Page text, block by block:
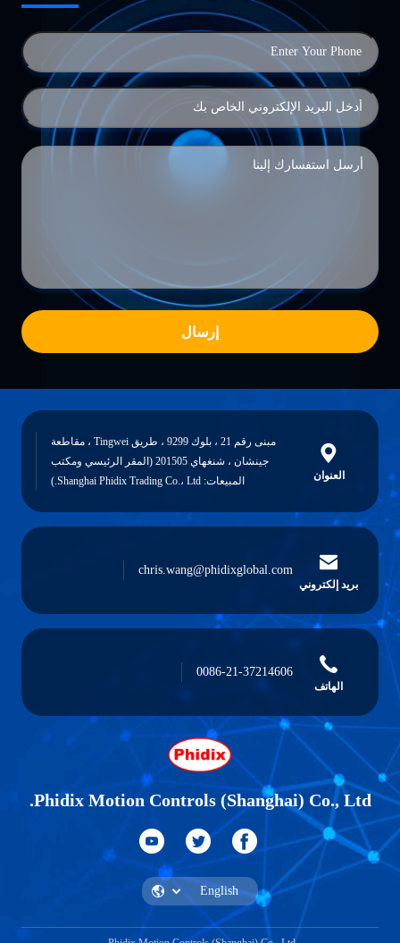
إرسال
العنوان
مبنى رقم 21 ، بلوك 9299 ، طريق Tingwei ، مقاطعة
جينشان ، شنغهاي 201505 (المقر الرئيسي ومكتب
المبيعات: Shanghai Phidix Trading Co.، Ltd.)
بريد إلكتروني
chris.wang@phidixglobal.com
الهاتف
0086-21-37214606
Phidix Motion Controls (Shanghai) Co., Ltd.